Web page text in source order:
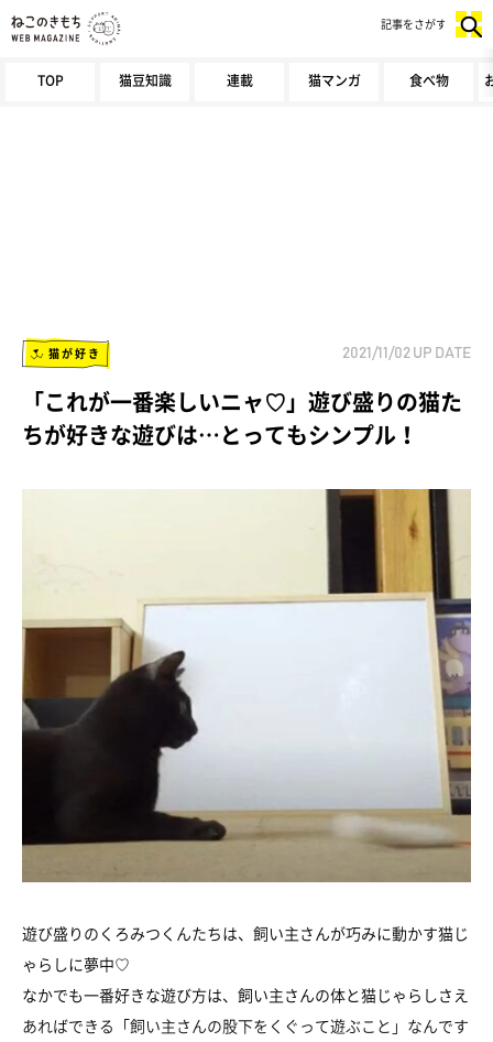
TOP 猫豆知識 連載 猫マンガ 食べ物
記事をさがす
猫が好き 2021/11/02 UP DATE
「これが一番楽しいニャ♡」遊び盛りの猫た
ちが好きな遊びは…とってもシンプル！
遊び盛りのくろみつくんたちは、飼い主さんが巧みに動かす猫じ
ゃらしに夢中♡
なかでも一番好きな遊び方は、飼い主さんの体と猫じゃらしさえ
あればできる「飼い主さんの股下をくぐって遊ぶこと」なんです